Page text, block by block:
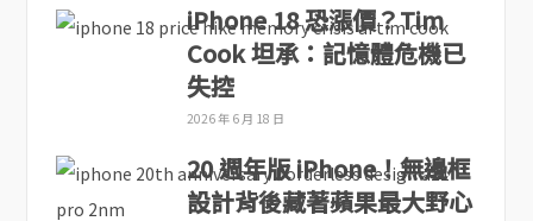
iPhone 18 恐漲價？Tim
Cook 坦承：記憶體危機已
失控
2026 年 6 月 18 日
20 週年版 iPhone！無邊框
設計背後藏著蘋果最大野心